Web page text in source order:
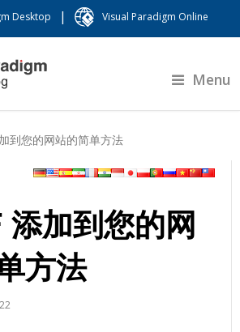
Desktop | Visual Paradigm Online
Menu
到您的网站的简单方法
添加到您的网
方法